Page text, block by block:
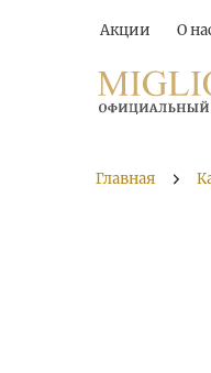
Акции О
Главная